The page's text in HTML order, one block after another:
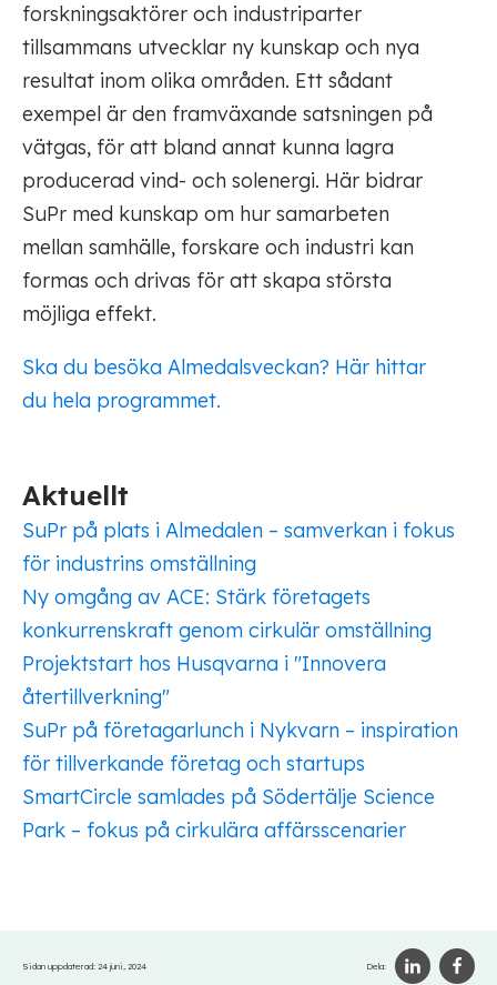
forskningsaktörer och industriparter
tillsammans utvecklar ny kunskap och nya
resultat inom olika områden. Ett sådant
exempel är den framväxande satsningen på
vätgas, för att bland annat kunna lagra
producerad vind- och solenergi. Här bidrar
SuPr med kunskap om hur samarbeten
mellan samhälle, forskare och industri kan
formas och drivas för att skapa största
möjliga effekt.
Ska du besöka Almedalsveckan? Här hittar
du hela programmet.
Aktuellt
SuPr på plats i Almedalen – samverkan i fokus
för industrins omställning
Ny omgång av ACE: Stärk företagets
konkurrenskraft genom cirkulär omställning
Projektstart hos Husqvarna i "Innovera
återtillverkning"
SuPr på företagarlunch i Nykvarn – inspiration
för tillverkande företag och startups
SmartCircle samlades på Södertälje Science
Park – fokus på cirkulära affärsscenarier
Sidan uppdaterad: 24 juni, 2024 Dela: